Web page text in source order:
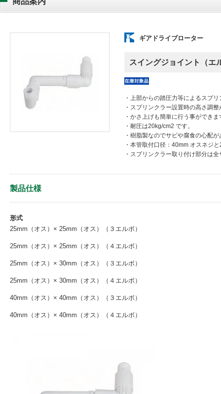
ギアドライブローター
スイングジョイント（エ
・上部からの踏圧力等によるスプ
・スプリンクラー設置時の高さ調
・かさ上げも簡単に行う事ができま
・耐圧は20kg/cm2 です。
・樹脂製なのでサビや腐食の心配
・本管取付口径：40mm オスネジ
・スプリンクラー取り付け部分は
製品仕様
形式
25mm（オス）× 25mm（オス）（３エルボ）
25mm（オス）× 25mm（オス）（４エルボ）
25mm（オス）× 30mm（オス）（３エルボ）
25mm（オス）× 30mm（オス）（４エルボ）
40mm（オス）× 40mm（オス）（３エルボ）
40mm（オス）× 40mm（オス）（４エルボ）